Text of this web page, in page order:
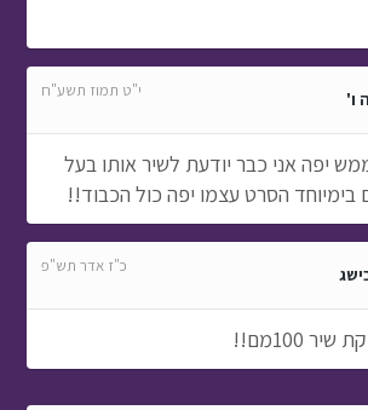
ו' י"ט תמוז תשע"ח
יפה אני כבר יודעת לשיר אותו בעל
הסרט עצמו יפה כול הכבוד!!
כ"ז אדר תש"פ
שיר 100מם!!